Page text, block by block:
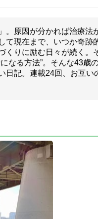
。原因が分かれば治療法
て現在まで、いつか奇跡
くりに励む日々が続く。
なる方法”。そんな43歳
日記。連載24回、お互い